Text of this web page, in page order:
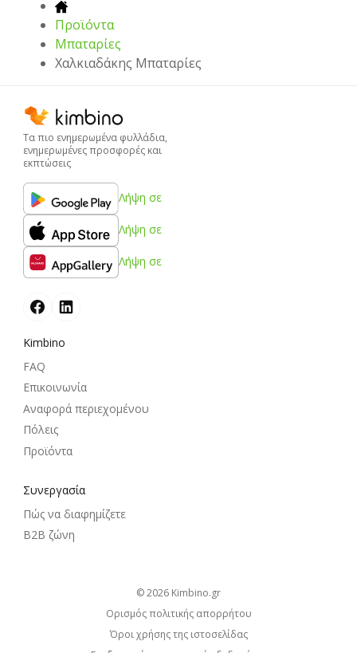
Προϊόντα
Μπαταρίες
Χαλκιαδάκης Μπαταρίες
Τα πιο ενημερωμένα φυλλάδια,
ενημερωμένες προσφορές και
εκπτώσεις
Λήψη σε
Λήψη σε
Λήψη σε
Kimbino
FAQ
Επικοινωνία
Αναφορά περιεχομένου
Πόλεις
Προϊόντα
Συνεργασία
Πώς να διαφημίζετε
B2B ζώνη
© 2026
kimbino.gr
Ορισμός πολιτικής απορρήτου
Όροι χρήσης της ιστοσελίδας